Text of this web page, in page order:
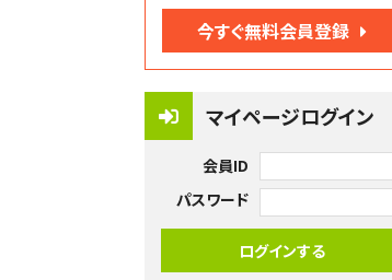
今すぐ無料会員登録
マイページログイン
会員ID
パスワード